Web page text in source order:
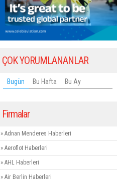
ÇOK YORUMLANANLAR
Bugün Bu Hafta Bu Ay
Firmalar
» Adnan Menderes Haberleri
» Aeroflot Haberleri
» AHL Haberleri
» Air Berlin Haberleri